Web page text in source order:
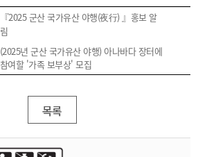
『2025 군산 국가유산 야행(夜行) 』홍보 알
림
(2025년 군산 국가유산 야행) 아나바다 장터에
참여할 '가족 보부상' 모집
목록